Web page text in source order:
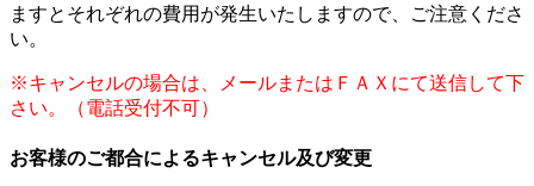
ますとそれぞれの費用が発生いたしますので、ご注意くださ
い。
※キャンセルの場合は、メールまたはＦＡＸにて送信して下
さい。（電話受付不可）
お客様のご都合によるキャンセル及び変更